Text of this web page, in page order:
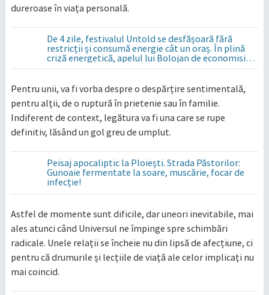
dureroase în viața personală.
De 4 zile, festivalul Untold se desfășoară fără
restricții și consumă energie cât un oraș. În plină
criză energetică, apelul lui Bolojan de economisire
a energiei nu s-a auzit la Cluj, în orașul condus de
Pentru unii, va fi vorba despre o despărțire sentimentală,
pentru alții, de o ruptură în prietenie sau în familie.
Indiferent de context, legătura va fi una care se rupe
definitiv, lăsând un gol greu de umplut.
Peisaj apocaliptic la Ploiești. Strada Păstorilor:
Gunoaie fermentate la soare, muscărie, focar de
infecție!
Astfel de momente sunt dificile, dar uneori inevitabile, mai
ales atunci când Universul ne împinge spre schimbări
radicale. Unele relații se încheie nu din lipsă de afecțiune, ci
pentru că drumurile și lecțiile de viață ale celor implicați nu
mai coincid.